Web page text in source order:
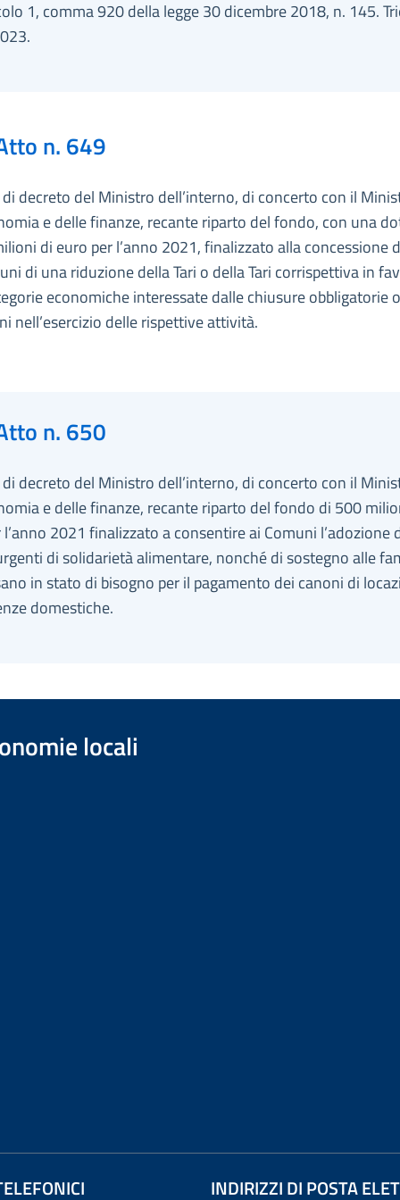
1, comma 920 della legge 30 dicembre 2018, n. 145.
n. 649
decreto del Ministro dell’interno, di concerto con il
e delle finanze, recante riparto del fondo, con una
di euro per l’anno 2021, finalizzato alla concessione
di una riduzione della Tari o della Tari corrispettiva in
economiche interessate dalle chiusure obbligatorie
nell’esercizio delle rispettive attività.
n. 650
decreto del Ministro dell’interno, di concerto con il
e delle finanze, recante riparto del fondo di 500
2021 finalizzato a consentire ai Comuni l’adozione
di solidarietà alimentare, nonché di sostegno alle
in stato di bisogno per il pagamento dei canoni di
domestiche.
locali
INDIRIZZI DI POSTA